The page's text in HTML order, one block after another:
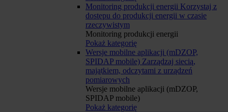
Monitoring produkcji energii Korzystaj z
dostępu do produkcji energii w czasie
rzeczywistym
Monitoring produkcji energii
Pokaż kategorię
Wersje mobilne aplikacji (mDZOP,
SPIDAP mobile) Zarządzaj siecią,
majątkiem, odczytami z urządzeń
pomiarowych
Wersje mobilne aplikacji (mDZOP,
SPIDAP mobile)
Pokaż kategorię